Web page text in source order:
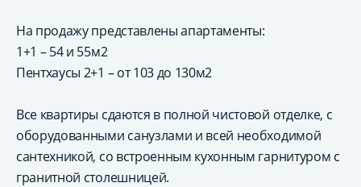
На продажу представлены апартаменты:
1+1 – 54 и 55м2
Пентхаусы 2+1 – от 103 до 130м2
Все квартиры сдаются в полной чистовой отделке, с
оборудованными санузлами и всей необходимой
сантехникой, со встроенным кухонным гарнитуром с
гранитной столешницей.